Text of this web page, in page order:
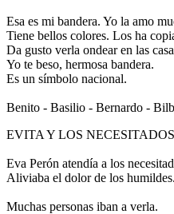
Esa es mi bandera. Yo la amo
Tiene bellos colores. Los ha
Da gusto verla ondear en las
Yo te beso, hermosa bandera.
Es un símbolo nacional.
Benito - Basilio - Bernardo -
EVITA Y LOS NECESITADOS
Eva Perón atendía a los
Aliviaba el dolor de los humildes.
Muchas personas iban a verla.